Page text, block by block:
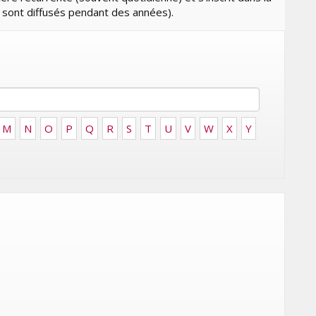
diffusés pendant des années).
M N O P Q R S T U V W X
Y
FRONTIÈRES DE
L’INNOVATION AFRICAINE